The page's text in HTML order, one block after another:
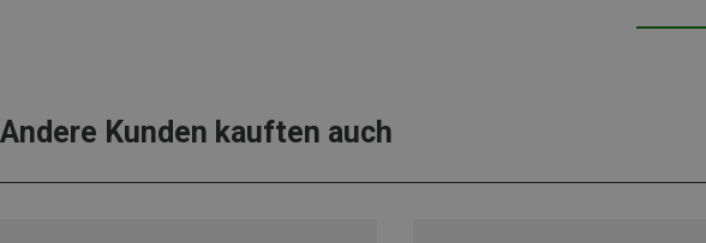
Andere Kunden kauften auch